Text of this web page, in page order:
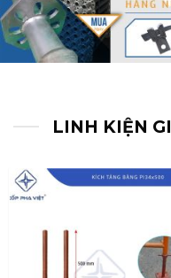
LINH KIỆN